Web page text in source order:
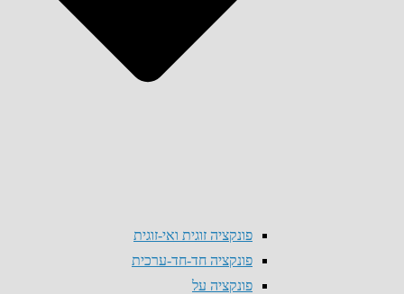
פונקציה זוגית ואי-זוגית
פונקציה חד-חד-ערכית
פונקציה על